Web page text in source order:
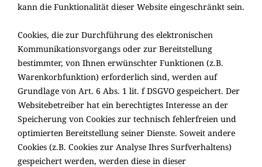
kann die Funktionalität dieser Website eingeschränkt sein.
Cookies, die zur Durchführung des elektronischen
Kommunikationsvorgangs oder zur Bereitstellung
bestimmter, von Ihnen erwünschter Funktionen (z.B.
Warenkorbfunktion) erforderlich sind, werden auf
Grundlage von Art. 6 Abs. 1 lit. f DSGVO gespeichert. Der
Websitebetreiber hat ein berechtigtes Interesse an der
Speicherung von Cookies zur technisch fehlerfreien und
optimierten Bereitstellung seiner Dienste. Soweit andere
Cookies (z.B. Cookies zur Analyse Ihres Surfverhaltens)
gespeichert werden, werden diese in dieser